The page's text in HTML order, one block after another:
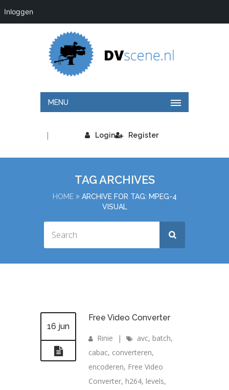
Inloggen
MENU
Login
| Register
TAG ARCHIVES
HOME
ARCHIVE FOR TAG: MPEG-4
VISUAL
16 jun
Free Video Converter
Rinie | avc, batch,
cabac, converteren,
encoderen, Free Video
Converter, h264, levels,